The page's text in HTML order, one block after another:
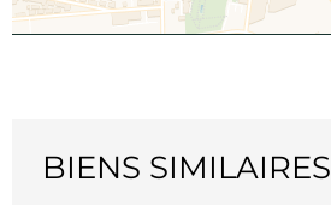
BIENS SIMILAIRES